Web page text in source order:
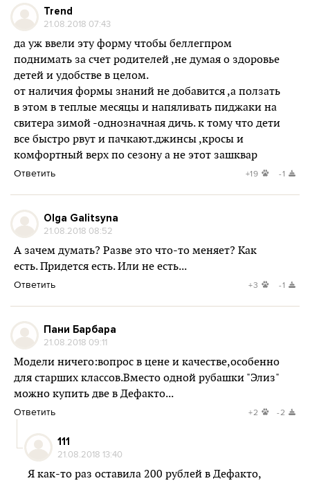
Trend
21.08.2018 07:43
да уж ввели эту форму чтобы беллегпром
поднимать за счет родителей ,не думая о здоровье
детей и удобстве в целом.
от наличия формы знаний не добавится ,а ползать
в этом в теплые месяцы и напяливать пиджаки на
свитера зимой -однозначная дичь. к тому что дети
все быстро рвут и пачкают.джинсы ,кросы и
комфортный верх по сезону а не этот зашквар
Ответить +19 -1
Olga Galitsyna
21.08.2018 08:52
А зачем думать? Разве это что-то меняет? Как
есть. Придется есть. Или не есть...
Ответить +3 -1
Пани Барбара
21.08.2018 09:11
Модели ничего:вопрос в цене и качестве,особенно
для старших классов.Вместо одной рубашки "Элиз"
можно купить две в Дефакто...
Ответить +2 -2
111
21.08.2018 13:40
Я как-то раз оставила 200 рублей в Дефакто,